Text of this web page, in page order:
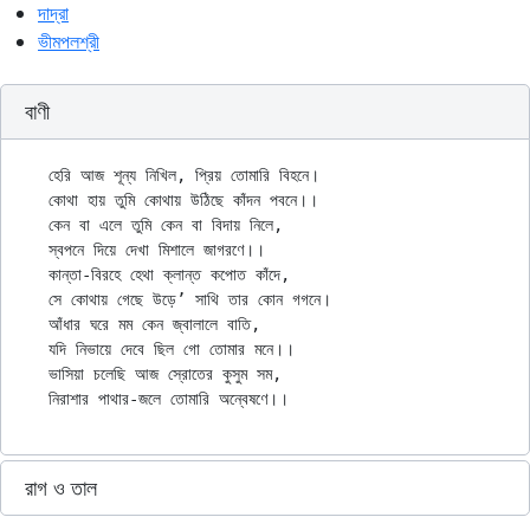
দাদ্‌রা
ভীমপলশ্রী
বাণী
হেরি আজ শূন্য নিখিল, প্রিয় তোমারি বিহনে।
কোথা হায় তুমি কোথায় উঠিছে কাঁদন পবনে।।
কেন বা এলে তুমি কেন বা বিদায় নিলে,
স্বপনে দিয়ে দেখা মিশালে জাগরণে।।
কান্তা-বিরহে হেথা ক্লান্ত কপোত কাঁদে,
সে কোথায় গেছে উড়ে’ সাথি তার কোন গগনে।
আঁধার ঘরে মম কেন জ্বালালে বাতি,
যদি নিভায়ে দেবে ছিল গো তোমার মনে।।
ভাসিয়া চলেছি আজ স্রোতের কুসুম সম,
রাগ ও তাল